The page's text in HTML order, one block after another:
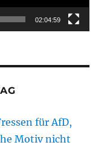
02:04:59
für AfD,
Motiv nicht